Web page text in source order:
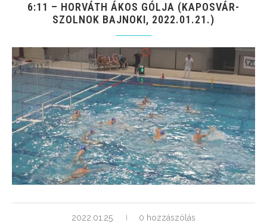
6:11 – HORVÁTH ÁKOS GÓLJA (KAPOSVÁR-
SZOLNOK BAJNOKI, 2022.01.21.)
2022.01.25. 0 hozzászólás